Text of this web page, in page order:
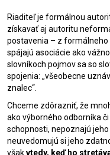
Riaditeľ je formálnou
získavať aj autoritu
postavenia – z formálneho
spájajú asociácie ako
slovníkoch pojmov sa so
spojenia: „všeobecne
znalec“.
Chceme zdôrazniť, že
ako výborného odborníka
schopnosti, nepoznajú
neuvedomujú si jeho
všakvtedy, keď ho